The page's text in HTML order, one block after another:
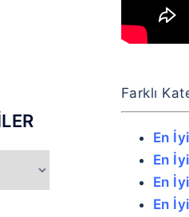
Farklı
En
En
En
En